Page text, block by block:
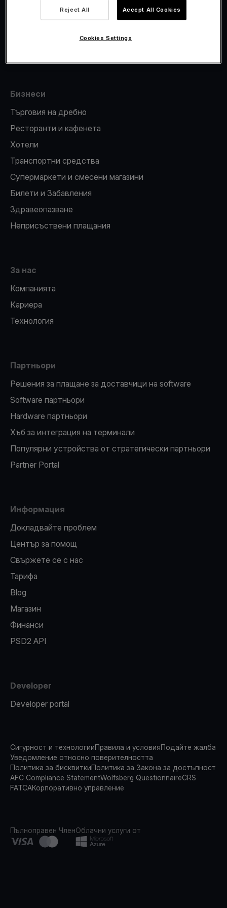
Фискализация
Бизнеси
Търговия на дребно
Ресторанти и кафенета
Хотели
Транспортни средства
Супермаркети и смесени магазини
Билети и Забавления
Здравеопазване
Неприсъствени плащания
За нас
Компанията
Кариера
Технология
Партньори
Решения за плащане за доставчици на software
Software партньори
Hardware партньори
Хъб за интеграция на терминали
Популярни устройства от стратегически партньори
Partner Portal
Информация
Докладвайте проблем
Център за помощ
Свържете се с нас
Тарифа
Blog
Магазин
Финанси
PSD2 API
Developer
Developer portal
Сигурност и технологииПравила и условияПодайте жалба
Уведомление относно поверителността
Политика за бисквиткиПолитика за Закона за достъпност
AFC Compliance StatementWolfsberg QuestionnaireCRS
FATCAКорпоративно управление
Пълноправен ЧленОблачни услуги от
Reject All Accept All Cookies
Cookies Settings